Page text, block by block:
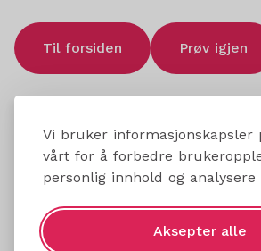
Vi bruker informasjonskapsler
vårt for å forbedre
personlig innhold og
Aksepter alle
Til forsiden Prøv igjen